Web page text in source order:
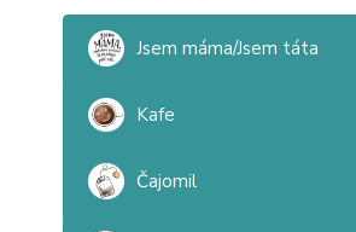
Jsem máma/Jsem táta
Kafe
Čajomil